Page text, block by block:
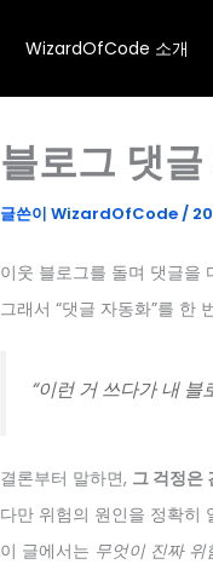
WizardOfCode 소개
블로그 댓
글쓴이 WizardOfCode /
이웃 블로그를 돌며 댓글을
그래서 “댓글 자동화”를 한
“이런 거 쓰다가 내 블
결론부터 말하면, 그 걱정은
다만 위험의 원인을 정확히
이 글에서는 무엇이 진짜